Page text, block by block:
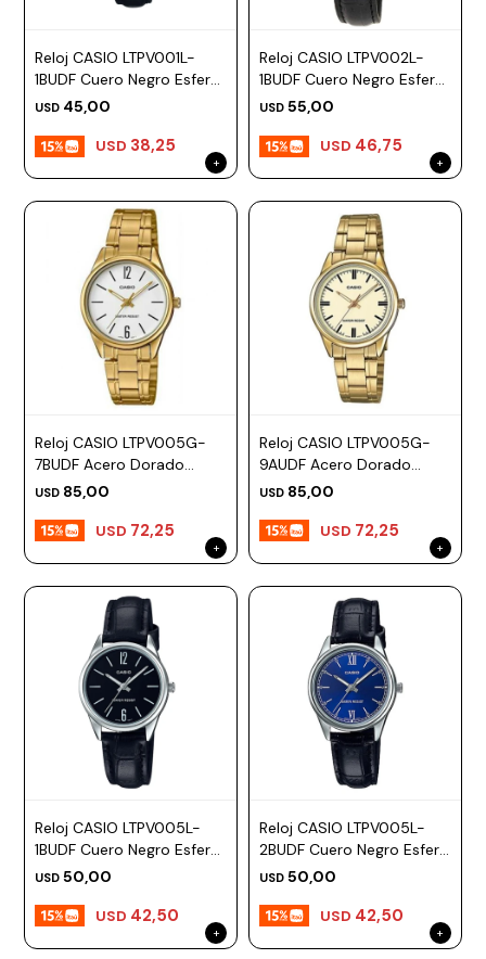
Reloj CASIO LTPV001L-
1BUDF Cuero Negro Esfera
25mm
USD 45,00
USD 38,25
Reloj CASIO LTPV002L-
1BUDF Cuero Negro Esfera
25mm
USD 55,00
USD 46,75
Reloj CASIO LTPV005G-
7BUDF Acero Dorado
Esfera 28mm
USD 85,00
USD 72,25
Reloj CASIO LTPV005G-
9AUDF Acero Dorado
Esfera 28mm
USD 85,00
USD 72,25
Reloj CASIO LTPV005L-
1BUDF Cuero Negro Esfera
28mm
USD 50,00
USD 42,50
Reloj CASIO LTPV005L-
2BUDF Cuero Negro Esfera
28mm
USD 50,00
USD 42,50